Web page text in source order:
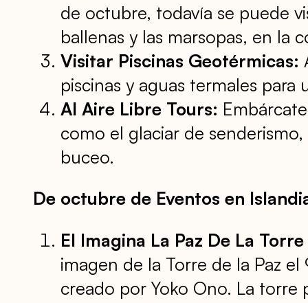
de octubre, todavía se puede
ballenas y las marsopas, en la
Visitar Piscinas Geotérmicas:
piscinas y aguas termales
Al Aire Libre Tours:
como el glaciar de
buceo.
De octubre de Eventos en
El Imagina La Paz De La
imagen de la Torre de la Paz
creado por Yoko Ono. La